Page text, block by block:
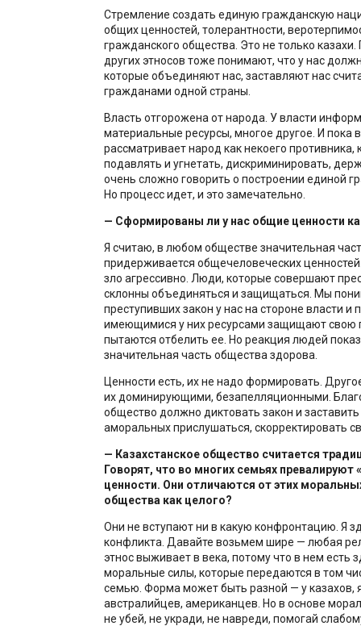
Стремление создать единую гражданскую
общих ценностей, толерантности,
гражданского общества. Это не только казахи.
других этносов тоже понимают, что у нас
которые объединяют нас, заставляют нас
гражданами одной страны.
Власть отгорожена от народа. У власти
материальные ресурсы, многое другое. И пока
рассматривает народ как некоего противника,
подавлять и угнетать, дискриминировать,
очень сложно говорить о построении единой
Но процесс идет, и это замечательно.
— Сформированы ли у нас общие ценности
Я считаю, в любом обществе значительная
придерживается общечеловеческих
зло агрессивно. Люди, которые совершают
склонны объединяться и защищаться. Мы
преступивших закон у нас на стороне власти и
имеющимися у них ресурсами защищают свою
пытаются отбелить ее. Но реакция людей
значительная часть общества здорова.
Ценности есть, их не надо формировать.
их доминирующими, безапелляционными.
общество должно диктовать закон и
аморальных прислушаться, скорректировать
— Казахстанское общество считается
Говорят, что во многих семьях превалируют
ценности. Они отличаются от этих
общества как целого?
Они не вступают ни в какую конфронтацию. Я
конфликта. Давайте возьмем шире — любая
этнос выживает в века, потому что в нем есть
моральные силы, которые передаются в том
семью. Форма может быть разной — у казахов,
австралийцев, американцев. Но в основе
не убей, не укради, не навреди, помогай